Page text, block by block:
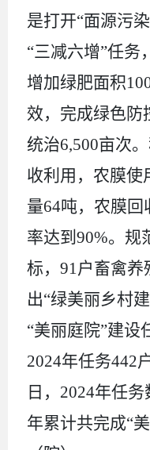
是打开“面源污
“三减六增”任务
增加绿肥面积
效，完成绿色防
统治6,500亩次
收利用，农膜使
量64吨，农膜回
率达到 90%。 规
标， 91 户畜禽养
出“绿美丽乡村
“美丽庭院”建设
2024年任务442
日， 2024年任务
年累计共完成“